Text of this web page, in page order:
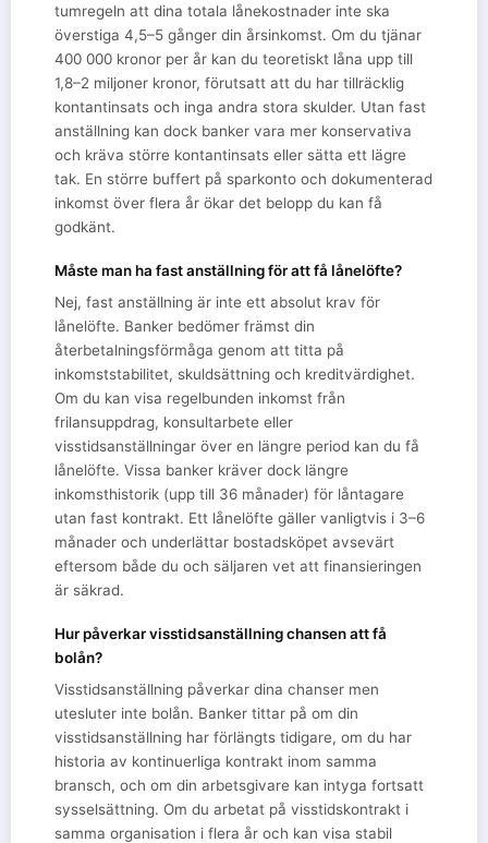
tumregeln att dina totala lånekostnader inte ska
överstiga 4,5–5 gånger din årsinkomst. Om du tjänar
400 000 kronor per år kan du teoretiskt låna upp till
1,8–2 miljoner kronor, förutsatt att du har tillräcklig
kontantinsats och inga andra stora skulder. Utan fast
anställning kan dock banker vara mer konservativa
och kräva större kontantinsats eller sätta ett lägre
tak. En större buffert på sparkonto och dokumenterad
inkomst över flera år ökar det belopp du kan få
godkänt.
Måste man ha fast anställning för att få lånelöfte?
Nej, fast anställning är inte ett absolut krav för
lånelöfte. Banker bedömer främst din
återbetalningsförmåga genom att titta på
inkomststabilitet, skuldsättning och kreditvärdighet.
Om du kan visa regelbunden inkomst från
frilansuppdrag, konsultarbete eller
visstidsanställningar över en längre period kan du få
lånelöfte. Vissa banker kräver dock längre
inkomsthistorik (upp till 36 månader) för låntagare
utan fast kontrakt. Ett lånelöfte gäller vanligtvis i 3–6
månader och underlättar bostadsköpet avsevärt
eftersom både du och säljaren vet att finansieringen
är säkrad.
Hur påverkar visstidsanställning chansen att få
bolån?
Visstidsanställning påverkar dina chanser men
utesluter inte bolån. Banker tittar på om din
visstidsanställning har förlängts tidigare, om du har
historia av kontinuerliga kontrakt inom samma
bransch, och om din arbetsgivare kan intyga fortsatt
sysselsättning. Om du arbetat på visstidskontrakt i
samma organisation i flera år och kan visa stabil